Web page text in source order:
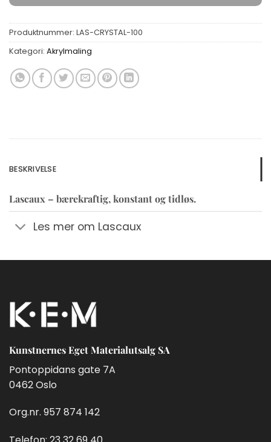
Produktnummer: LAS-CRYSTAL-100
Kategori: Akrylmaling
BESKRIVELSE
Lascaux – bærekraftig, konstant og tidløs.
Les mer om Lascaux
Kunstnernes Eget Materialutsalg SA
Pontoppidans gate 7A
0462 Oslo
Org.nr. 957 874 142